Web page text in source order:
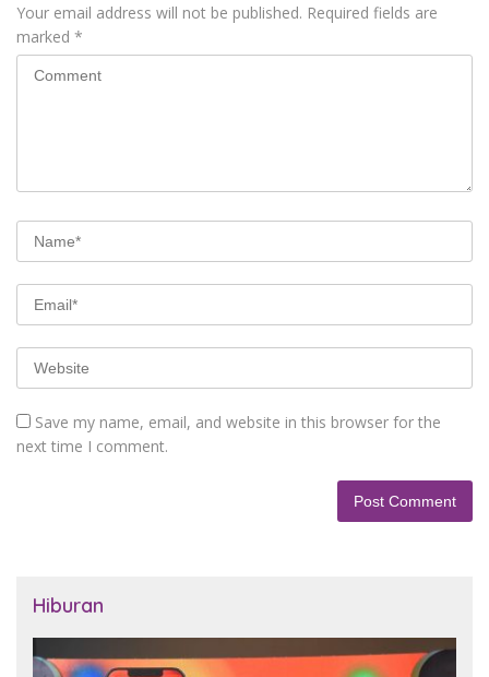
Your email address will not be published. Required fields are
marked *
Save my name, email, and website in this browser for the
next time I comment.
Hiburan